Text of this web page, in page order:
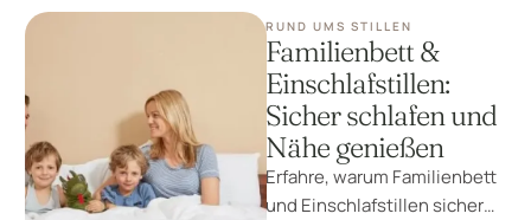
RUND UMS STILLEN
Familienbett &
Einschlafstillen:
Sicher schlafen und
Nähe genießen
Erfahre, warum Familienbett
und Einschlafstillen sicher